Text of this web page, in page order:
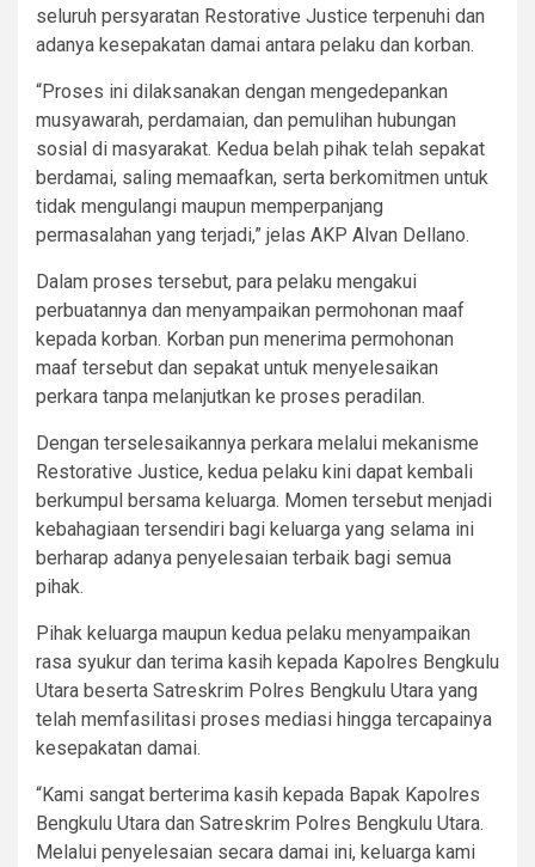
seluruh persyaratan Restorative Justice terpenuhi dan
adanya kesepakatan damai antara pelaku dan korban.
“Proses ini dilaksanakan dengan mengedepankan
musyawarah, perdamaian, dan pemulihan hubungan
sosial di masyarakat. Kedua belah pihak telah sepakat
berdamai, saling memaafkan, serta berkomitmen untuk
tidak mengulangi maupun memperpanjang
permasalahan yang terjadi,” jelas AKP Alvan Dellano.
Dalam proses tersebut, para pelaku mengakui
perbuatannya dan menyampaikan permohonan maaf
kepada korban. Korban pun menerima permohonan
maaf tersebut dan sepakat untuk menyelesaikan
perkara tanpa melanjutkan ke proses peradilan.
Dengan terselesaikannya perkara melalui mekanisme
Restorative Justice, kedua pelaku kini dapat kembali
berkumpul bersama keluarga. Momen tersebut menjadi
kebahagiaan tersendiri bagi keluarga yang selama ini
berharap adanya penyelesaian terbaik bagi semua
pihak.
Pihak keluarga maupun kedua pelaku menyampaikan
rasa syukur dan terima kasih kepada Kapolres Bengkulu
Utara beserta Satreskrim Polres Bengkulu Utara yang
telah memfasilitasi proses mediasi hingga tercapainya
kesepakatan damai.
“Kami sangat berterima kasih kepada Bapak Kapolres
Bengkulu Utara dan Satreskrim Polres Bengkulu Utara.
Melalui penyelesaian secara damai ini, keluarga kami